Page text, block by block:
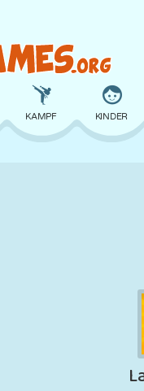
KAMPF KINDER
ROBOTER